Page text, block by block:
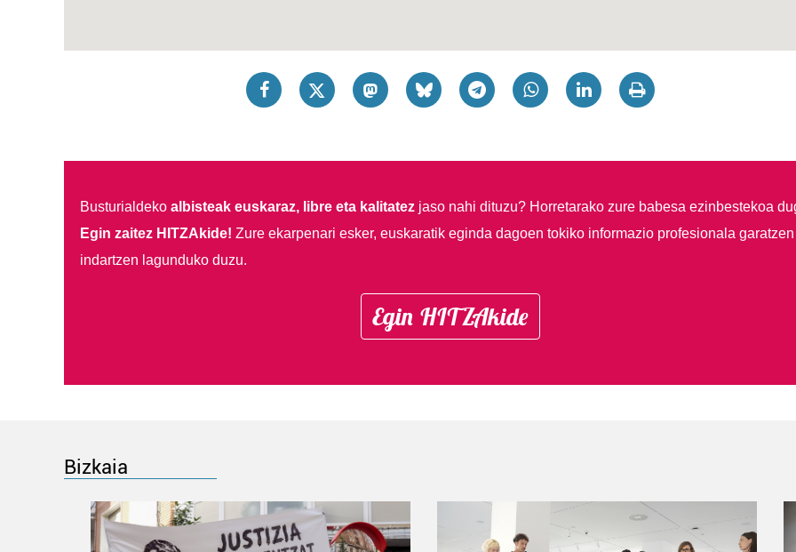
Busturialdeko albisteak euskaraz, libre eta kalitatezjaso nahi dituzu? Horretarako zure babesa ezinbestekoa
Egin zaitez HITZAkide! Zure ekarpenari esker, euskaratik eginda dagoen tokiko informazio profesionala garatzen
indartzen lagunduko duzu.
Egin HITZAkide
Bizkaia